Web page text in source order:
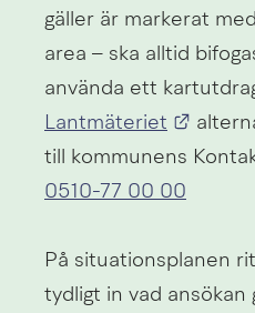
gäller är markerat
area – ska alltid
Lantmäteriet
Länk
0510-77 00 00
På situationsplanen
tydligt in vad ansökan